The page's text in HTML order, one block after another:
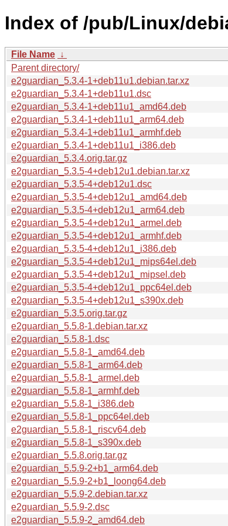
Index of /pub/Linux/
File Name ↓
Parent directory/
e2guardian_5.3.4-1+deb11u1.debian.tar.xz
e2guardian_5.3.4-1+deb11u1.dsc
e2guardian_5.3.4-1+deb11u1_amd64.deb
e2guardian_5.3.4-1+deb11u1_arm64.deb
e2guardian_5.3.4-1+deb11u1_armhf.deb
e2guardian_5.3.4-1+deb11u1_i386.deb
e2guardian_5.3.4.orig.tar.gz
e2guardian_5.3.5-4+deb12u1.debian.tar.xz
e2guardian_5.3.5-4+deb12u1.dsc
e2guardian_5.3.5-4+deb12u1_amd64.deb
e2guardian_5.3.5-4+deb12u1_arm64.deb
e2guardian_5.3.5-4+deb12u1_armel.deb
e2guardian_5.3.5-4+deb12u1_armhf.deb
e2guardian_5.3.5-4+deb12u1_i386.deb
e2guardian_5.3.5-4+deb12u1_mips64el.deb
e2guardian_5.3.5-4+deb12u1_mipsel.deb
e2guardian_5.3.5-4+deb12u1_ppc64el.deb
e2guardian_5.3.5-4+deb12u1_s390x.deb
e2guardian_5.3.5.orig.tar.gz
e2guardian_5.5.8-1.debian.tar.xz
e2guardian_5.5.8-1.dsc
e2guardian_5.5.8-1_amd64.deb
e2guardian_5.5.8-1_arm64.deb
e2guardian_5.5.8-1_armel.deb
e2guardian_5.5.8-1_armhf.deb
e2guardian_5.5.8-1_i386.deb
e2guardian_5.5.8-1_ppc64el.deb
e2guardian_5.5.8-1_riscv64.deb
e2guardian_5.5.8-1_s390x.deb
e2guardian_5.5.8.orig.tar.gz
e2guardian_5.5.9-2+b1_arm64.deb
e2guardian_5.5.9-2+b1_loong64.deb
e2guardian_5.5.9-2.debian.tar.xz
e2guardian_5.5.9-2.dsc
e2guardian_5.5.9-2_amd64.deb